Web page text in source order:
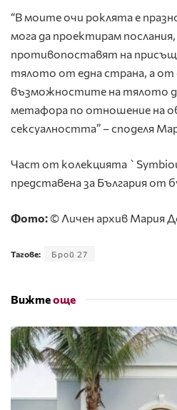
“В моите очи роклята е
мога да проектирам
противопоставят на
тялото от една страна, а от
възможностите на тялото
метафора по отношение на
сексуалността” – споделя
Част от колекцията
представена за България от
Фото:© Личен архив Мария
Тагове: Брой 27
Вижтеоще